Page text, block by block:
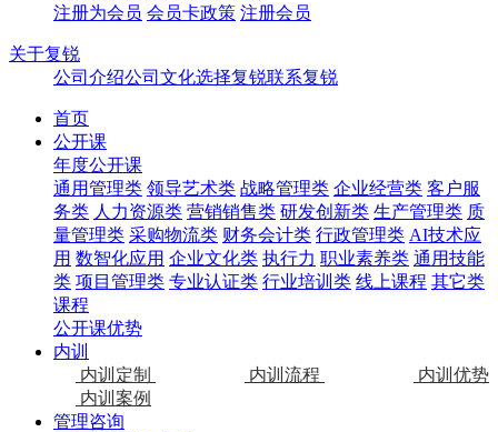
注册为会员 会员卡政策 注册会员
关于复锐
公司介绍公司文化选择复锐联系复锐
首页
公开课
年度公开课
通用管理类 领导艺术类 战略管理类 企业经营类 客户服
务类 人力资源类 营销销售类 研发创新类 生产管理类 质
量管理类 采购物流类 财务会计类 行政管理类 AI技术应
用 数智化应用 企业文化类 执行力 职业素养类 通用技能
类 项目管理类 专业认证类 行业培训类 线上课程 其它类
课程
公开课优势
内训
内训定制
内训流程
内训优势
内训案例
管理咨询